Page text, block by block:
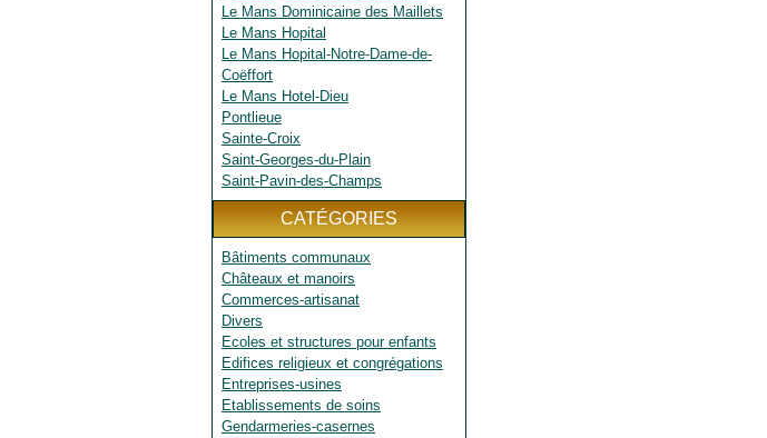
Le Mans Dominicaine des Maillets
Le Mans Hopital
Le Mans Hopital-Notre-Dame-de-
Coëffort
Le Mans Hotel-Dieu
Pontlieue
Sainte-Croix
Saint-Georges-du-Plain
Saint-Pavin-des-Champs
CATÉGORIES
Bâtiments communaux
Châteaux et manoirs
Commerces-artisanat
Divers
Ecoles et structures pour enfants
Edifices religieux et congrégations
Entreprises-usines
Etablissements de soins
Gendarmeries-casernes